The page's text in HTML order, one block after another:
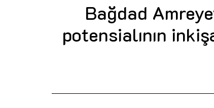
Bağdad
potensialının